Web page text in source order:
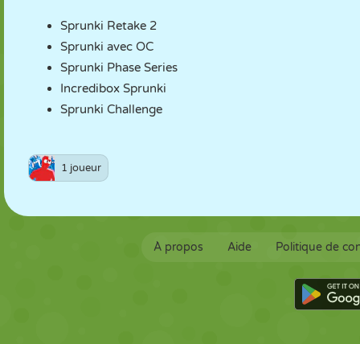
Sprunki Retake 2
Sprunki avec OC
Sprunki Phase Series
Incredibox Sprunki
Sprunki Challenge
1 joueur
À propos Aide Politique de